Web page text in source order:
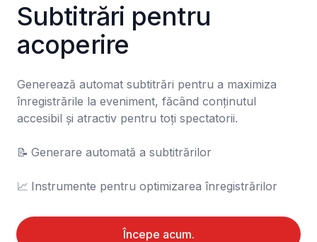
Subtitrări pentru
acoperire
Generează automat subtitrări pentru a maximiza
înregistrările la eveniment, făcând conținutul
accesibil și atractiv pentru toți spectatorii.
📝	Generare automată a subtitrărilor
📈	Instrumente pentru optimizarea înregistrărilor
Începe acum.